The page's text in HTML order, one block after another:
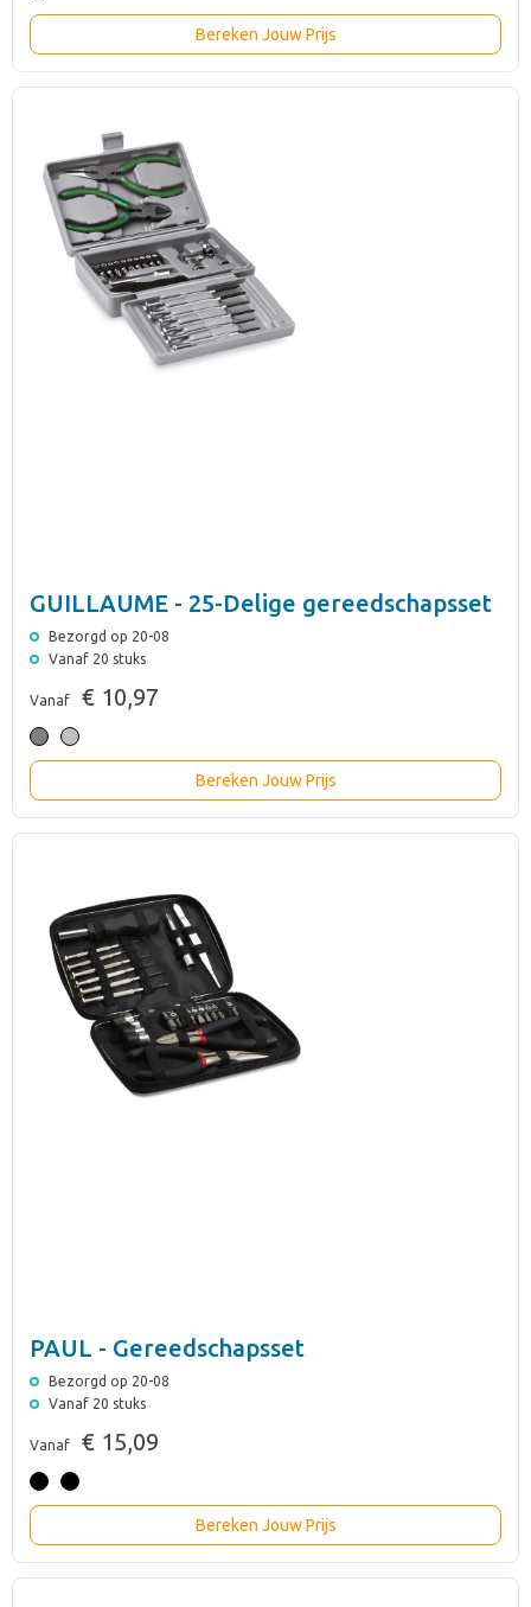
Bereken Jouw Prijs
GUILLAUME - 25-Delige gereedschapsset
Bezorgd op 20-08
Vanaf 20 stuks
Vanaf € 10,97
Bereken Jouw Prijs
PAUL - Gereedschapsset
Bezorgd op 20-08
Vanaf 20 stuks
Vanaf € 15,09
Bereken Jouw Prijs